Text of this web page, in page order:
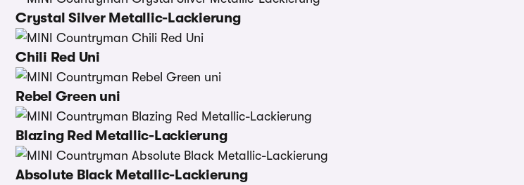
Crystal Silver Metallic-Lackierung
Chili Red Uni
Rebel Green uni
Blazing Red Metallic-Lackierung
Absolute Black Metallic-Lackierung